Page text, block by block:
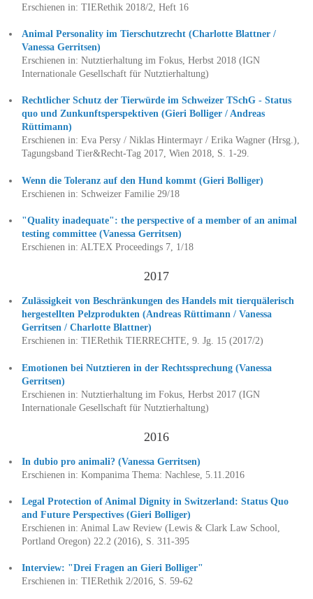
Erschienen in: TIERethik 2018/2, Heft 16
Animal Personality im Tierschutzrecht (Charlotte Blattner /
Vanessa Gerritsen)
Erschienen in: Nutztierhaltung im Fokus, Herbst 2018 (IGN
Internationale Gesellschaft für Nutztierhaltung)
Rechtlicher Schutz der Tierwürde im Schweizer TSchG - Status
quo und Zunkunftsperspektiven (Gieri Bolliger / Andreas
Rüttimann)
Erschienen in: Eva Persy / Niklas Hintermayr / Erika Wagner (Hrsg.),
Tagungsband Tier&Recht-Tag 2017, Wien 2018, S. 1-29.
Wenn die Toleranz auf den Hund kommt (Gieri Bolliger)
Erschienen in: Schweizer Familie 29/18
"Quality inadequate": the perspective of a member of an animal
testing committee (Vanessa Gerritsen)
Erschienen in: ALTEX Proceedings 7, 1/18
2017
Zulässigkeit von Beschränkungen des Handels mit tierquälerisch
hergestellten Pelzprodukten (Andreas Rüttimann / Vanessa
Gerritsen / Charlotte Blattner)
Erschienen in: TIERethik TIERRECHTE, 9. Jg. 15 (2017/2)
Emotionen bei Nutztieren in der Rechtssprechung (Vanessa
Gerritsen)
Erschienen in: Nutztierhaltung im Fokus, Herbst 2017 (IGN
Internationale Gesellschaft für Nutztierhaltung)
2016
In dubio pro animali? (Vanessa Gerritsen)
Erschienen in: Kompanima Thema: Nachlese, 5.11.2016
Legal Protection of Animal Dignity in Switzerland: Status Quo
and Future Perspectives (Gieri Bolliger)
Erschienen in: Animal Law Review (Lewis & Clark Law School,
Portland Oregon) 22.2 (2016), S. 311-395
Interview: "Drei Fragen an Gieri Bolliger"
Erschienen in: TIERethik 2/2016, S. 59-62